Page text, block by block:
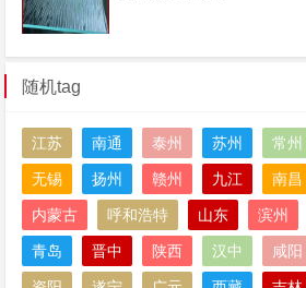
随机tag
江苏 南通 泰州 苏州 常州
无锡 扬州 赣州 九江 南昌
内蒙古 呼和浩特 山东 滨州
青岛 晋中 陕西 汉中 咸阳